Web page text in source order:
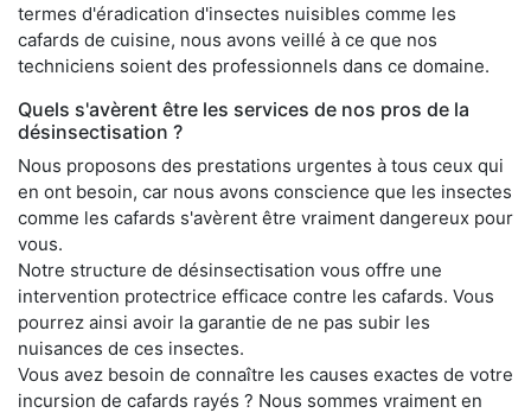
termes d'éradication d'insectes nuisibles comme les
cafards de cuisine, nous avons veillé à ce que nos
techniciens soient des professionnels dans ce domaine.
Quels s'avèrent être les services de nos pros de la
désinsectisation ?
Nous proposons des prestations urgentes à tous ceux qui
en ont besoin, car nous avons conscience que les insectes
comme les cafards s'avèrent être vraiment dangereux pour
vous.
Notre structure de désinsectisation vous offre une
intervention protectrice efficace contre les cafards. Vous
pourrez ainsi avoir la garantie de ne pas subir les
nuisances de ces insectes.
Vous avez besoin de connaître les causes exactes de votre
incursion de cafards rayés ? Nous sommes vraiment en